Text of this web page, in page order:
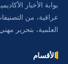
عراقية، من
العلمية، بتحرير مهني
الأقسام